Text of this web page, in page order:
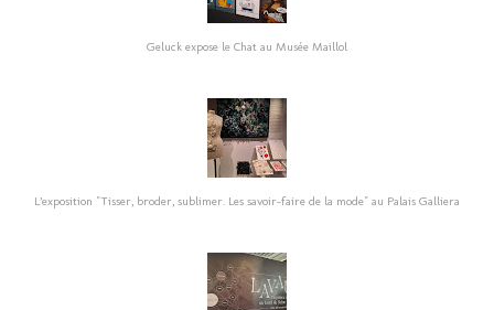
Geluck expose le Chat au Musée Maillol
L’exposition "Tisser, broder, sublimer. Les savoir-faire de la mode" au Palais Galliera